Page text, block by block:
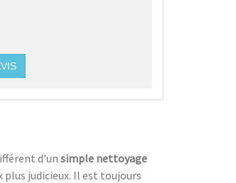
d’un simple nettoyage
plus judicieux. Il est toujours